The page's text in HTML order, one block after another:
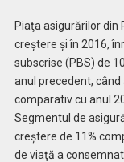
Piaţa asigurărilor din
creştere şi în 2016,
subscrise (PBS) de
anul precedent,
comparativ cu anul
Segmentul de
creştere de 11%
de viaţă a